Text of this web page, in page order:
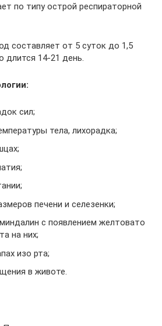
по типу острой респираторной
составляет от 5 суток до 1,5
длится 14-21 день.
сил;
тела, лихорадка;
печени и селезенки;
с появлением желтовато
на них;
изо рта;
в животе.